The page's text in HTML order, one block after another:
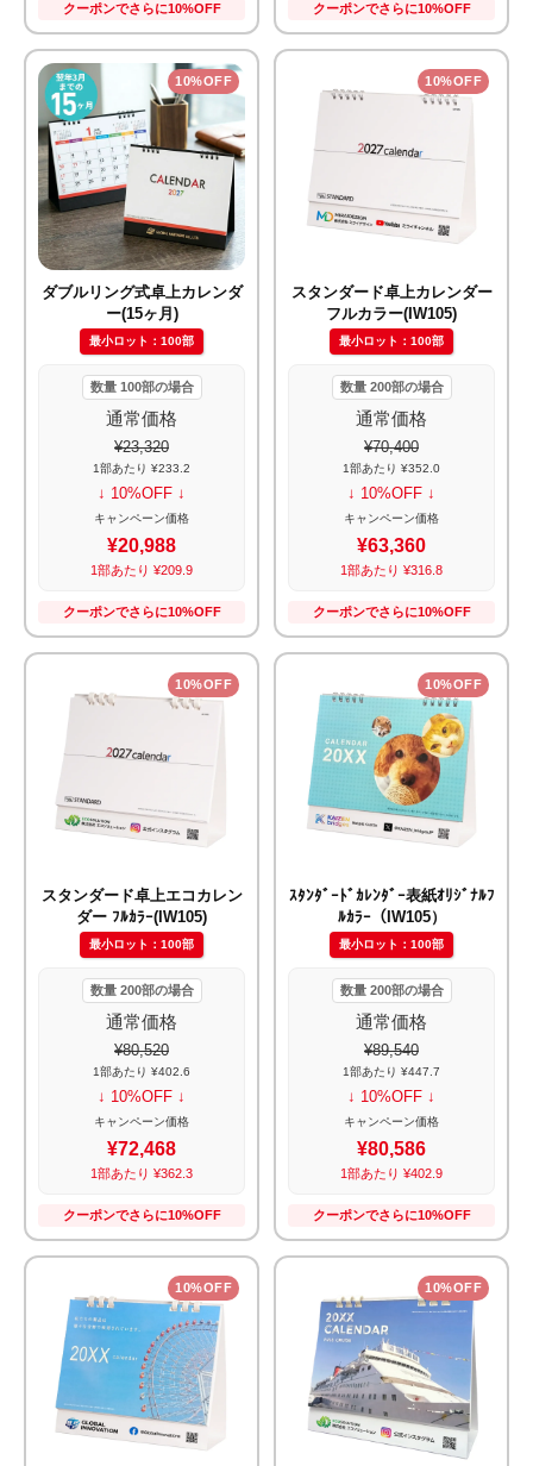
クーポンでさらに10%OFF クーポンでさらに10%OFF
10%OFF
ダブルリング式卓上カレンダ
ー(15ヶ月)
最小ロット：100部
数量 100部の場合
通常価格
¥23,320
1部あたり ¥233.2
↓ 10%OFF ↓
キャンペーン価格
¥20,988
1部あたり ¥209.9
クーポンでさらに10%OFF
10%OFF
スタンダード卓上カレンダー
フルカラー(IW105)
最小ロット：100部
数量 200部の場合
通常価格
¥70,400
1部あたり ¥352.0
↓ 10%OFF ↓
キャンペーン価格
¥63,360
1部あたり ¥316.8
クーポンでさらに10%OFF
10%OFF
スタンダード卓上エコカレン
ダー ﾌﾙｶﾗｰ(IW105)
最小ロット：100部
数量 200部の場合
通常価格
¥80,520
1部あたり ¥402.6
↓ 10%OFF ↓
キャンペーン価格
¥72,468
1部あたり ¥362.3
クーポンでさらに10%OFF
10%OFF
ｽﾀﾝﾀﾞｰﾄﾞｶﾚﾝﾀﾞｰ表紙ｵﾘｼﾞﾅﾙﾌ
ﾙｶﾗｰ（IW105）
最小ロット：100部
数量 200部の場合
通常価格
¥89,540
1部あたり ¥447.7
↓ 10%OFF ↓
キャンペーン価格
¥80,586
1部あたり ¥402.9
クーポンでさらに10%OFF
10%OFF 10%OFF